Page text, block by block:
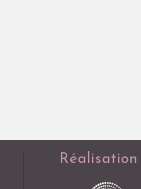
Réalisation